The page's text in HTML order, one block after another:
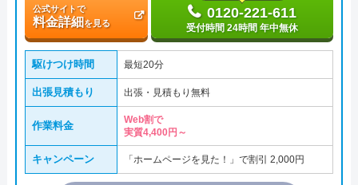
公式サイトで
料金詳細を見る
0120-221-611
受付時間 24時間 年中無休
駆けつけ時間 最短20分
出張見積もり 出張・見積もり無料
作業料金
Web割で
実質4,400円～
キャンペーン 「ホームページを見た！」で割引 2,000円